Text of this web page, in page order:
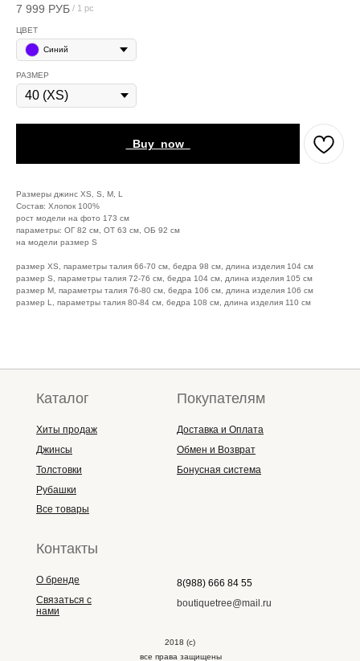
7 999 РУБ / 1 pc
ЦВЕТ
Синий
РАЗМЕР
_Buy_now_
Размеры джинс XS, S, M, L
Состав: Хлопок 100%
рост модели на фото 173 см
параметры: ОГ 82 см, ОТ 63 см, ОБ 92 см
на модели размер S
размер XS, параметры талия 66-70 см, бедра 98 см, длина изделия 104 см
размер S, параметры талия 72-76 см, бедра 104 см, длина изделия 105 см
размер М, параметры талия 76-80 см, бедра 106 см, длина изделия 106 см
размер L, параметры талия 80-84 см, бедра 108 см, длина изделия 110 см
8(988) 666 84 55
boutiquetree@mail.ru
2018 (с)
все права защищены
Каталог
Хиты продаж
Джинсы
Толстовки
Рубашки
Все товары
Доставка и Оплата
Обмен и Возврат
Бонусная система
О бренде
Связаться с
нами
Покупателям
Контакты